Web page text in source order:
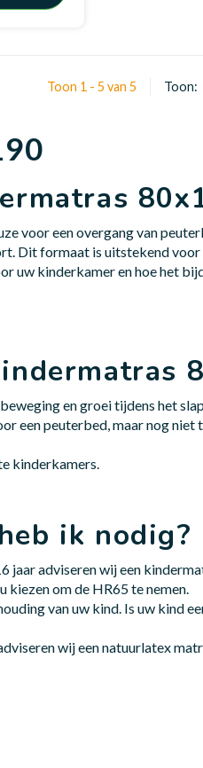
Toon 1 - 5 van 5 Toon:
voor een overgang van
Dit formaat is uitstekend
uw kinderkamer en hoe het
en groei tijdens het
een peuterbed, maar nog niet
kinderkamers.
ik nodig?
jaar adviseren wij een
om de HR65 te nemen.
van uw kind. Is uw kind
wij een natuurlatex